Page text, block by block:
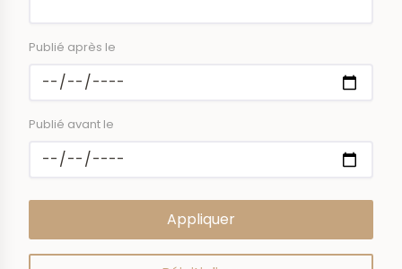
Publié après le
Publié avant le